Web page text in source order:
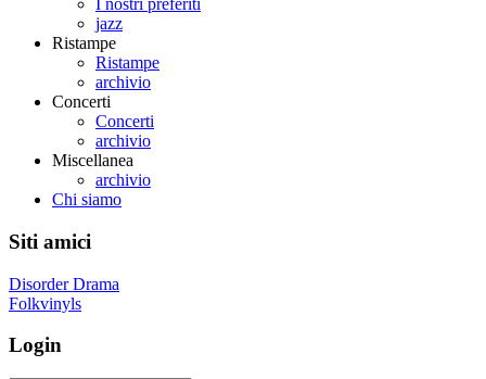
I nostri preferiti
jazz
Ristampe
Ristampe
archivio
Concerti
Concerti
archivio
Miscellanea
archivio
Chi siamo
Siti amici
Disorder Drama
Folkvinyls
Login